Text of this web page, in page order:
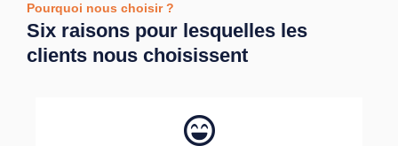
Pourquoi nous choisir ?
Six raisons pour lesquelles les
clients nous choisissent